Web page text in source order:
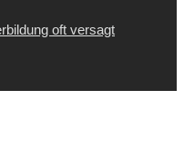
oft versagt